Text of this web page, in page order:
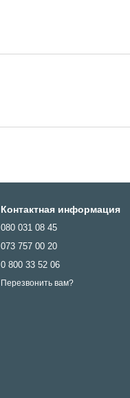
Контактная информация
080 031 08 45
073 757 00 20
0 800 33 52 06
Перезвонить вам?